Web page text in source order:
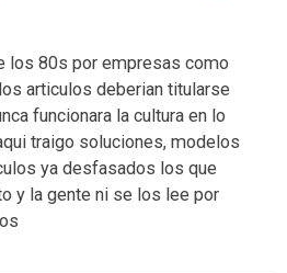
los 80s por empresas como
articulos deberian titularse
funcionara la cultura en lo
traigo soluciones, modelos
ya desfasados los que
y la gente ni se los lee por